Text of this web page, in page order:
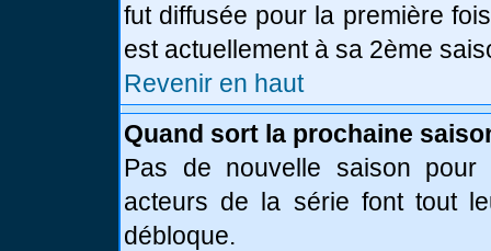
fut diffusée pour la première
est actuellement à sa 2ème
Revenir en haut
Quand sort la prochaine
Pas de nouvelle saison pour
acteurs de la série font tout
débloque.